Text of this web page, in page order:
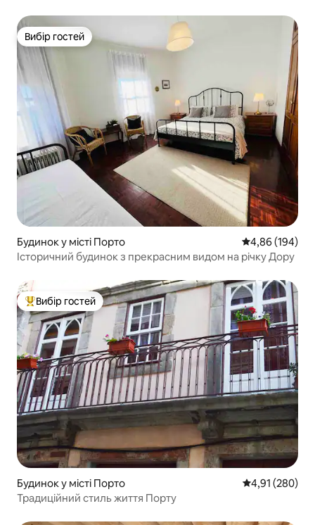
Вибір гостей
Вибір гостей
Будинок у місті Порто Середня
4,86 (194)
Історичний будинок з прекрасним видом на річку Дору
Топ вибір гостей
Вибір гостей
Будинок у місті Порто Середня
4,91 (280)
Традиційний стиль життя Порту